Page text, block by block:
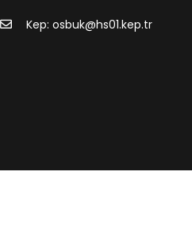
Kep: osbuk@hs01.kep.tr